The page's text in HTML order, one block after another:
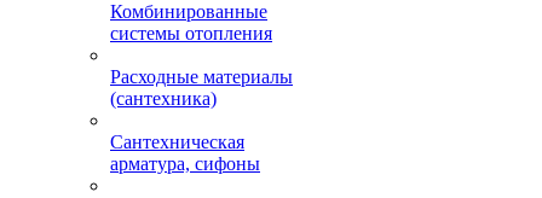
Комбинированные
системы отопления
Расходные материалы
(сантехника)
Сантехническая
арматура, сифоны